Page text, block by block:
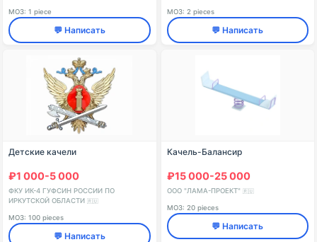
МОЗ: 1 piece
💬 Написать
МОЗ: 2 pieces
💬 Написать
Детские качели
₽1 000-5 000
ФКУ ИК-4 ГУФСИН РОССИИ ПО
ИРКУТСКОЙ ОБЛАСТИ
🇷🇺
МОЗ: 100 pieces
💬 Написать
Качель-Балансир
₽15 000-25 000
ООО "ЛАМА-ПРОЕКТ" 🇷🇺
МОЗ: 20 pieces
💬 Написать